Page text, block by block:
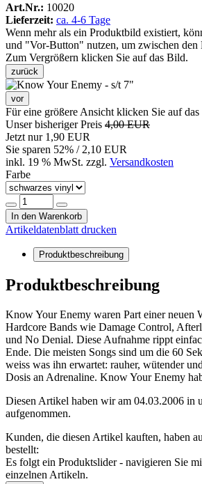
Art.Nr.: 10020
Lieferzeit: ca. 4-6 Tage
Wenn mehr als ein Produktbild existiert,
und "Vor-Button" nutzen, um zwischen den
Zum Vergrößern klicken Sie auf das Bild.
zurück
vor
Für eine größere Ansicht klicken Sie auf
Unser bisheriger Preis 4,00 EUR
Jetzt nur 1,90 EUR
Sie sparen 52% / 2,10 EUR
inkl. 19 % MwSt. zzgl. Versandkosten
Farbe
In den Warenkorb
Artikeldatenblatt drucken
Produktbeschreibung
Produktbeschreibung
Know Your Enemy waren Part einer neuen
Hardcore Bands wie Damage Control,
und No Denial. Diese Aufnahme rippt
Ende. Die meisten Songs sind um die 60
weiss was ihn erwartet: rauher, wütender
Dosis an Adrenaline. Know Your Enemy
Diesen Artikel haben wir am 04.03.2006 in
aufgenommen.
Kunden, die diesen Artikel kauften, haben
bestellt:
Es folgt ein Produktslider - navigieren Sie
einzelnen Artikeln.